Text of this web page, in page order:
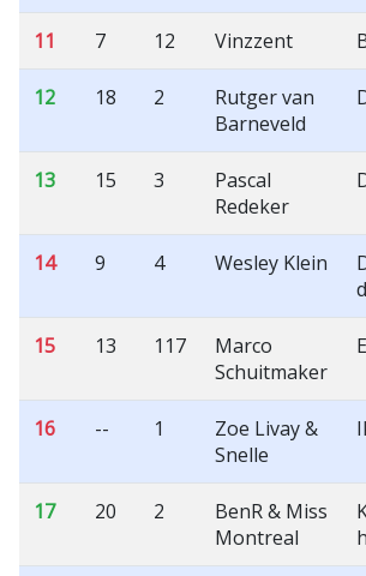
11 7 12 Vinzzent
12 18 2
Rutger van
Barneveld
13 15 3
Pascal
Redeker
14 9 4 Wesley Klein
15 13 117
Marco
Schuitmaker
16 -- 1
Zoe Livay &
Snelle
17 20 2
BenR & Miss
Montreal